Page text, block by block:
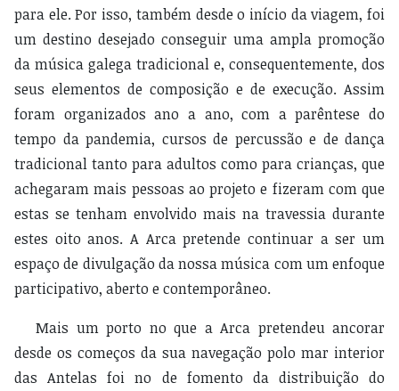
para ele. Por isso, também desde o início da viagem, foi
um destino desejado conseguir uma ampla promoção
da música galega tradicional e, consequentemente, dos
seus elementos de composição e de execução. Assim
foram organizados ano a ano, com a parêntese do
tempo da pandemia, cursos de percussão e de dança
tradicional tanto para adultos como para crianças, que
achegaram mais pessoas ao projeto e fizeram com que
estas se tenham envolvido mais na travessia durante
estes oito anos. A Arca pretende continuar a ser um
espaço de divulgação da nossa música com um enfoque
participativo, aberto e contemporâneo.
Mais um porto no que a Arca pretendeu ancorar
desde os começos da sua navegação polo mar interior
das Antelas foi no de fomento da distribuição do